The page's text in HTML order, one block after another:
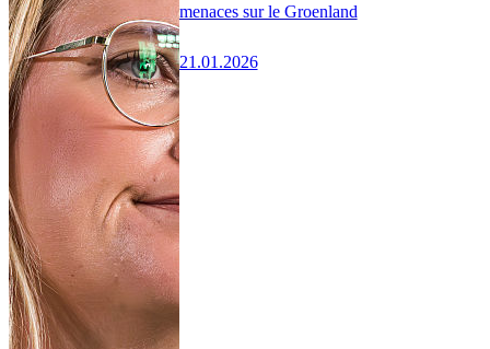
menaces sur le Groenland
21.01.2026